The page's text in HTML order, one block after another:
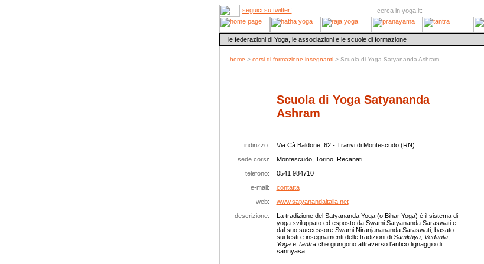
seguici su twitter! cerca in yoga.it:
le federazioni di Yoga, le associazioni e le scuole di formazione
home > corsi di formazione insegnanti> Scuola di Yoga Satyananda Ashram
Scuola di Yoga Satyananda
Ashram
indirizzo:
Via Cà Baldone, 62 - Trarivi di Montescudo (RN)
sede corsi:
Montescudo, Torino, Recanati
telefono:
0541 984710
e-mail:
contatta
web:
www.satyanandaitalia.net
descrizione:
La tradizione del Satyananda Yoga (o Bihar Yoga) è il sistema di
yoga sviluppato ed esposto da Swami Satyananda Saraswati e
dal suo successore Swami Niranjanananda Saraswati, basato
sui testi e insegnamenti delle tradizioni di Samkhya, Vedanta,
Yogae Tantrache giungono attraverso l'antico lignaggio di
sannyasa.